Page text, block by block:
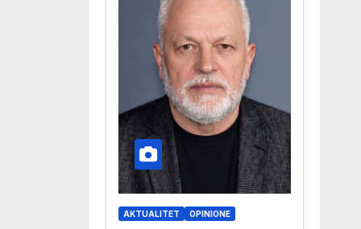
AKTUALITET OPINIONE